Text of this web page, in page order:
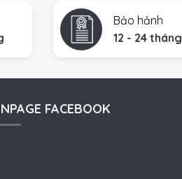
Bảo hảnh
12 - 24 tháng
FACEBOOK